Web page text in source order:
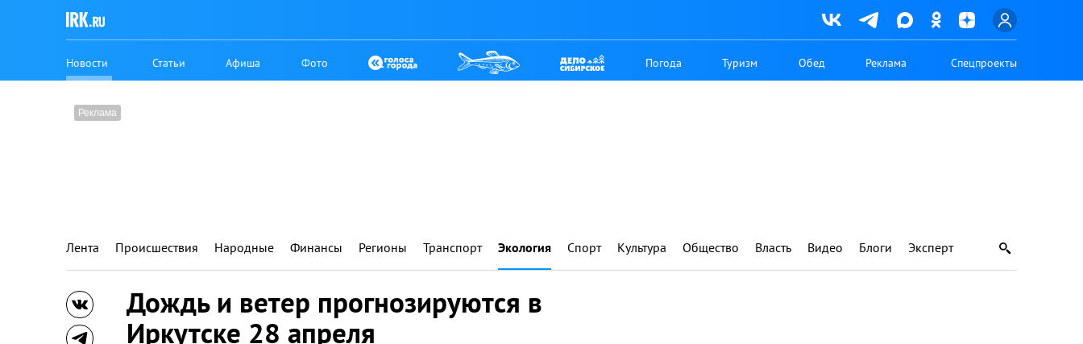
Новости Статьи Афиша Фото Погода Туризм Обед Реклама Спецпроекты
Лента Происшествия Народные Финансы Регионы Транспорт Экология Спорт Культура Общество Власть Видео Блоги Эксперт
Дождь и ветер прогнозируются в
Иркутске 28 апреля